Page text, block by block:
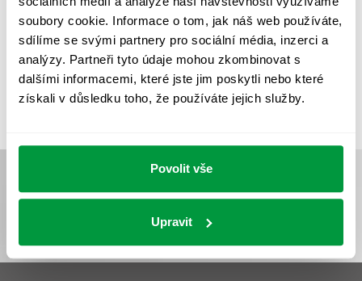
soubory cookie. Informace o tom, jak náš web používáte,
sdílíme se svými partnery pro sociální média, inzerci a
analýzy. Partneři tyto údaje mohou zkombinovat s
dalšími informacemi, které jste jim poskytli nebo které
získali v důsledku toho, že používáte jejich služby.
Povolit vše
Upravit
VÝPOČET OSVĚTLENÍ VÝPOČET ZASTÍNĚNÍ
VÝPOČTY A NÁVRHY ZASTÍNĚNÍ
ZKOUŠKY NOUZOVÉHO OSVĚTLENÍ